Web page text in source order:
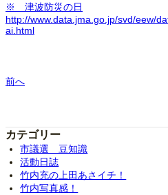
※ 津波防災の日
http://www.data.jma.go.jp/svd/eew/
ai.html
前へ
カテゴリー
市議選 豆知識
活動日誌
竹内充の上田あさイチ！
竹内写真感！